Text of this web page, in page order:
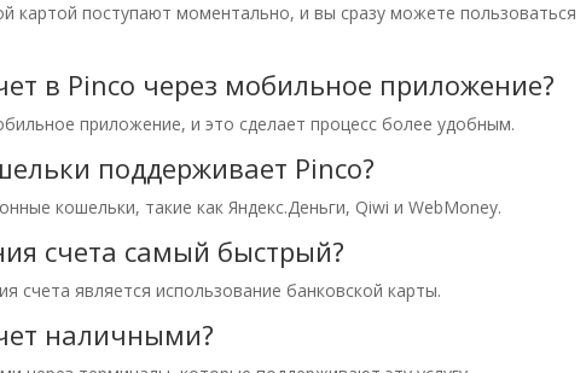
картой поступают моментально, и вы сразу можете пользоваться
в Pinco через мобильное приложение?
приложение, и это сделает процесс более удобным.
поддерживает Pinco?
кошельки, такие как Яндекс.Деньги, Qiwi и WebMoney.
счета самый быстрый?
является использование банковской карты.
наличными?